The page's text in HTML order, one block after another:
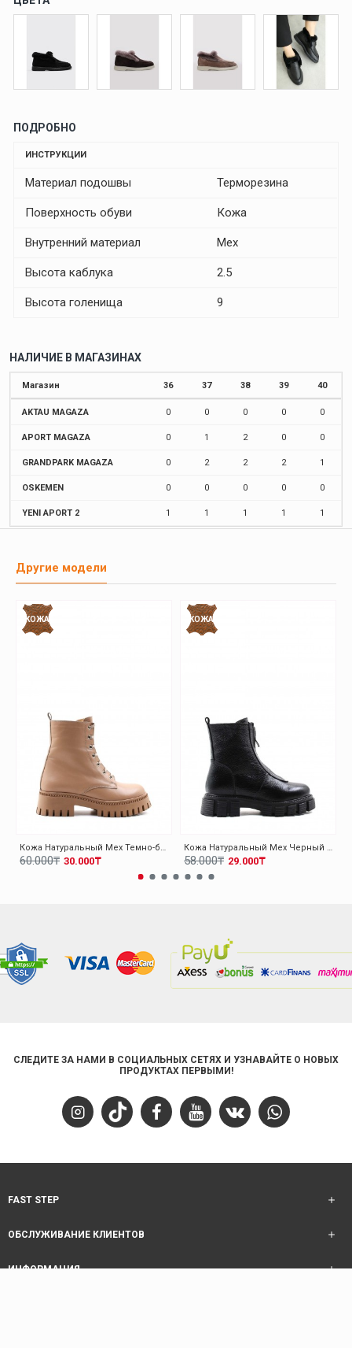
ПОДРОБНО
ИНСТРУКЦИИ
Материал подошвы Терморезина
Поверхность обуви Кожа
Внутренний материал Мех
Высота каблука 2.5
Высота голенища 9
НАЛИЧИЕ В МАГАЗИНАХ
Магазин 36 37 38 39 40
AKTAU MAGAZA 0 0 0 0 0
APORT MAGAZA 0 1 2 0 0
GRANDPARK MAGAZA 0 2 2 2 1
OSKEMEN 0 0 0 0 0
YENI APORT 2 1 1 1 1 1
Другие модели
КОЖА
Кожа Натуральный Мех Темно-бежевый Женская Высокой Подошве Ботинки 010KZA8370
30.000₸
60.000₸
КОЖА
Кожа Натуральный Мех Черный Женская Высокой Подошве Ботинки 010KZA8498
29.000₸
58.000₸
СЛЕДИТЕ ЗА НАМИ В СОЦИАЛЬНЫХ СЕТЯХ И УЗНАВАЙТЕ О НОВЫХ
ПРОДУКТАХ ПЕРВЫМИ!
FAST STEP
ОБСЛУЖИВАНИЕ КЛИЕНТОВ
ИНФОРМАЦИЯ